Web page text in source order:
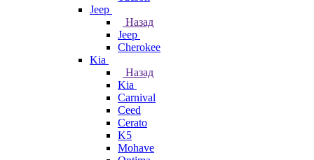
Jeep
Назад
Jeep
Cherokee
Kia
Назад
Kia
Carnival
Ceed
Cerato
K5
Mohave